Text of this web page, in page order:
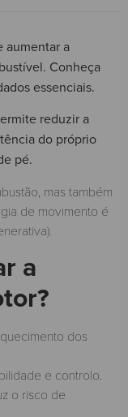
aumentar a
Conheça
essenciais.
reduzir a
do próprio
pé.
mas também
de movimento é
a
dos
e controlo.
o risco de